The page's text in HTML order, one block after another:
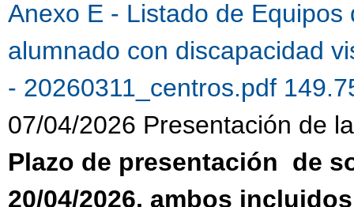
Anexo E - Listado de
alumnado con discapacidad
- 20260311_centros.pdf
07/04/2026 Presentación de
Plazo de presentación de
20/04/2026, ambos incluidos